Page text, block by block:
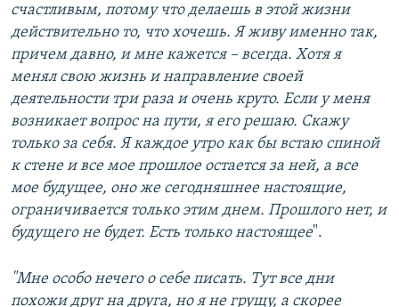
счастливым, потому что делаешь в этой жизни
действительно то, что хочешь. Я живу именно так,
причем давно, и мне кажется – всегда. Хотя я
менял свою жизнь и направление своей
деятельности три раза и очень круто. Если у меня
возникает вопрос на пути, я его решаю. Скажу
только за себя. Я каждое утро как бы встаю спиной
к стене и все мое прошлое остается за ней, а все
мое будущее, оно же сегодняшнее настоящие,
ограничивается только этим днем. Прошлого нет, и
будущего не будет. Есть только настоящее".
"Мне особо нечего о себе писать. Тут все дни
похожи друг на друга, но я не грущу, а скорее